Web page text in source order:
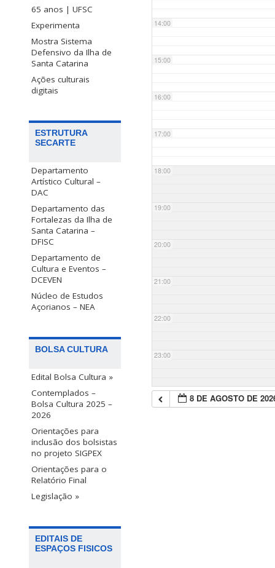
65 anos | UFSC
Experimenta
Mostra Sistema
Defensivo da Ilha de
Santa Catarina
Ações culturais
digitais
ESTRUTURA
SECARTE
Departamento
Artístico Cultural –
DAC
Departamento das
Fortalezas da Ilha de
Santa Catarina –
DFISC
Departamento de
Cultura e Eventos –
DCEVEN
Núcleo de Estudos
Açorianos – NEA
BOLSA CULTURA
Edital Bolsa Cultura »
Contemplados –
Bolsa Cultura 2025 –
2026
Orientações para
inclusão dos bolsistas
no projeto SIGPEX
Orientações para o
Relatório Final
Legislação »
EDITAIS DE
ESPAÇOS FISICOS
14:00
15:00
16:00
17:00
18:00
19:00
20:00
21:00
22:00
23:00
8 DE AGOSTO DE